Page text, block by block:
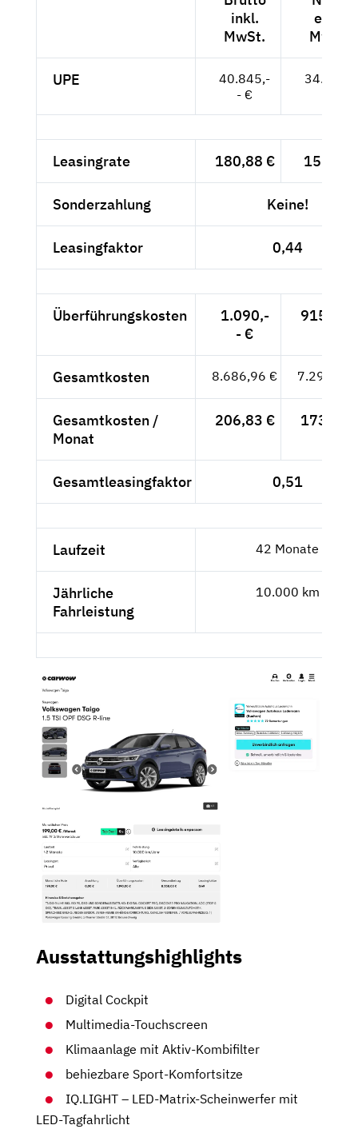
inkl.
MwSt.
exkl.
MwSt.
UPE
40.845,-
- €
34.324,-
Leasingrate 180,88 € 152,-- €
Sonderzahlung Keine!
Leasingfaktor 0,44
Überführungskosten
1.090,-
- €
915,97
Gesamtkosten 8.686,96 € 7.299,97
Gesamtkosten /
Monat
206,83 € 173,81
Gesamtleasingfaktor 0,51
Laufzeit 42 Monate
Jährliche
Fahrleistung
10.000 km
Ausstattungshighlights
Digital Cockpit
Multimedia-Touchscreen
Klimaanlage mit Aktiv-Kombifilter
behiezbare Sport-Komfortsitze
IQ.LIGHT – LED-Matrix-Scheinwerfer mit
LED-Tagfahrlicht